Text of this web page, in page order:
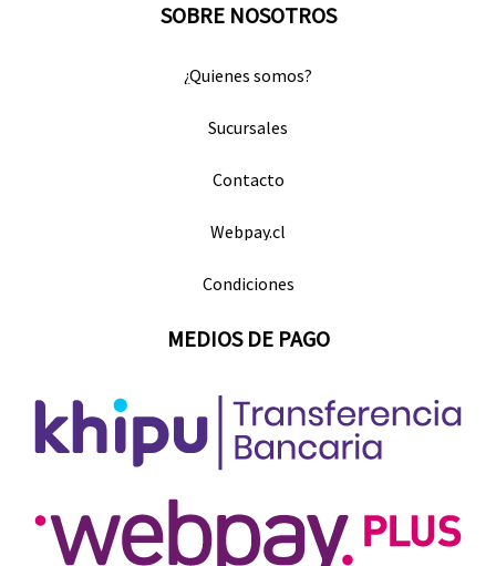
SOBRE NOSOTROS
¿Quienes somos?
Sucursales
Contacto
Webpay.cl
Condiciones
MEDIOS DE PAGO